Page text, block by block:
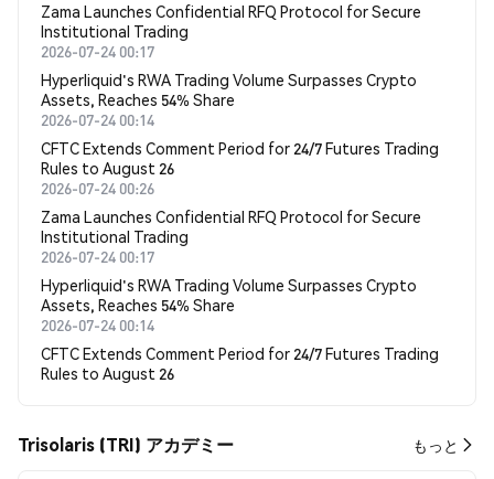
Zama Launches Confidential RFQ Protocol for Secure
Institutional Trading
2026-07-24 00:17
Hyperliquid's RWA Trading Volume Surpasses Crypto
Assets, Reaches 54% Share
2026-07-24 00:14
CFTC Extends Comment Period for 24/7 Futures Trading
Rules to August 26
2026-07-24 00:26
Zama Launches Confidential RFQ Protocol for Secure
Institutional Trading
2026-07-24 00:17
Hyperliquid's RWA Trading Volume Surpasses Crypto
Assets, Reaches 54% Share
2026-07-24 00:14
CFTC Extends Comment Period for 24/7 Futures Trading
Rules to August 26
Trisolaris (TRI) アカデミー もっと